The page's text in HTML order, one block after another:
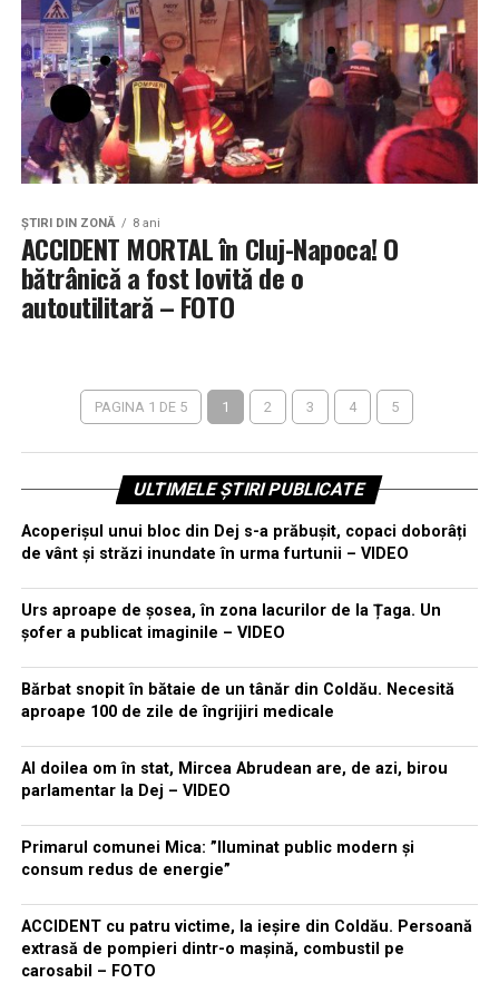
ŞTIRI DIN ZONĂ 8 ani
ACCIDENT MORTAL în Cluj-Napoca! O
bătrânică a fost lovită de o
autoutilitară – FOTO
PAGINA 1 DE 5 1 2 3 4 5
ULTIMELE ȘTIRI PUBLICATE
Acoperișul unui bloc din Dej s-a prăbușit, copaci doborâți
de vânt și străzi inundate în urma furtunii – VIDEO
Urs aproape de șosea, în zona lacurilor de la Țaga. Un
șofer a publicat imaginile – VIDEO
Bărbat snopit în bătaie de un tânăr din Coldău. Necesită
aproape 100 de zile de îngrijiri medicale
Al doilea om în stat, Mircea Abrudean are, de azi, birou
parlamentar la Dej – VIDEO
Primarul comunei Mica: ”Iluminat public modern și
consum redus de energie”
ACCIDENT cu patru victime, la ieșire din Coldău. Persoană
extrasă de pompieri dintr-o mașină, combustil pe
carosabil – FOTO